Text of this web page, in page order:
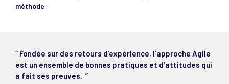
méthode.
“ Fondée sur des retours d’expérience, l’approche Agile
est un ensemble de bonnes pratiques et d’attitudes qui
a fait ses preuves. ”